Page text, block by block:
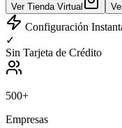
Ver Tienda Virtual
Configuración
✓
Sin Tarjeta de Crédito
500+
Empresas